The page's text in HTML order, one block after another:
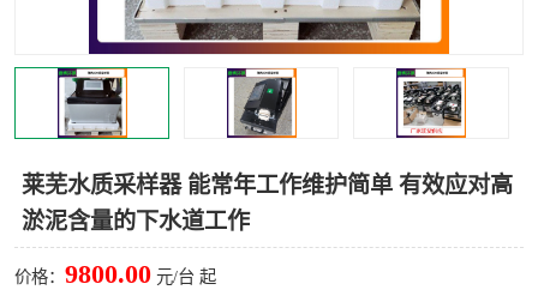
莱芜水质采样器 能常年工作维护简单 有效应对高
淤泥含量的下水道工作
价格： 9800.00 元/台 起
烟尘烟气设备 大气采样器
粉尘设备
新宇宙仪器
烟尘净化器